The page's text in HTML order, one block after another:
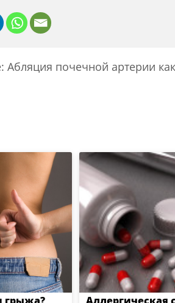
Абляция почечной артерии
грыжа? Аллергическая